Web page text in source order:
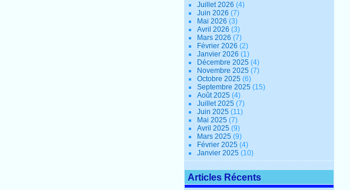
Juillet 2026(4)
Juin 2026(7)
Mai 2026(3)
Avril 2026(3)
Mars 2026(7)
Février 2026(2)
Janvier 2026(1)
Décembre 2025(4)
Novembre 2025(7)
Octobre 2025(6)
Septembre 2025(15)
Août 2025(4)
Juillet 2025(7)
Juin 2025(11)
Mai 2025(7)
Avril 2025(9)
Mars 2025(9)
Février 2025(4)
Janvier 2025(10)
Articles Récents